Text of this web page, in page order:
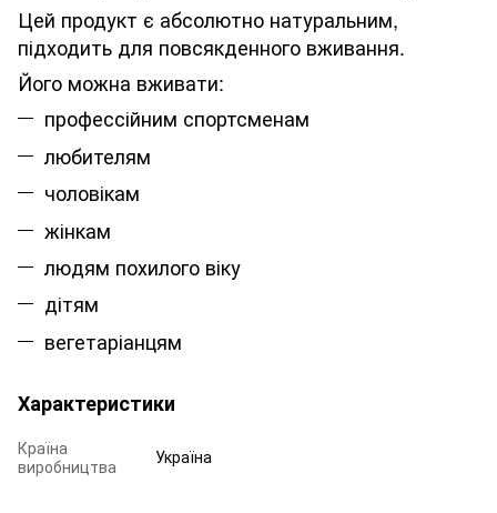
Цей продукт є абсолютно натуральним,
підходить для повсякденного вживання.
Його можна вживати:
профессійним спортсменам
любителям
чоловікам
жінкам
людям похилого віку
дітям
вегетаріанцям
Характеристики
Країна
виробництва
Україна